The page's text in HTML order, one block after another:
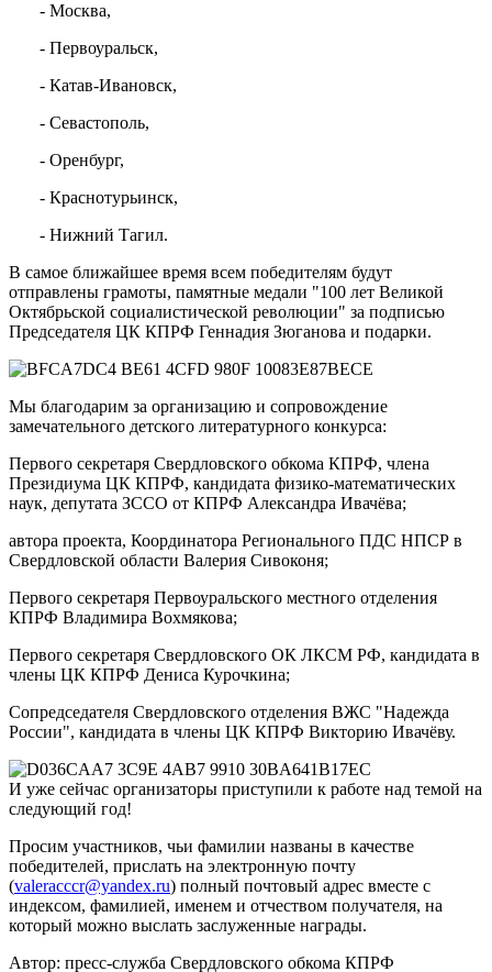
- Москва,
- Первоуральск,
- Катав-Ивановск,
- Севастополь,
- Оренбург,
- Краснотурьинск,
- Нижний Тагил.
В самое ближайшее время всем победителям будут
отправлены грамоты, памятные медали "100 лет Великой
Октябрьской социалистической революции" за подписью
Председателя ЦК КПРФ Геннадия Зюганова и подарки.
Мы благодарим за организацию и сопровождение
замечательного детского литературного конкурса:
Первого секретаря Свердловского обкома КПРФ, члена
Президиума ЦК КПРФ, кандидата физико-математических
наук, депутата ЗССО от КПРФ Александра Ивачёва;
автора проекта, Координатора Регионального ПДС НПСР в
Свердловской области Валерия Сивоконя;
Первого секретаря Первоуральского местного отделения
КПРФ Владимира Вохмякова;
Первого секретаря Свердловского ОК ЛКСМ РФ, кандидата в
члены ЦК КПРФ Дениса Курочкина;
Сопредседателя Свердловского отделения ВЖС "Надежда
России", кандидата в члены ЦК КПРФ Викторию Ивачёву.
И уже сейчас организаторы приступили к работе над темой на
следующий год!
Просим участников, чьи фамилии названы в качестве
победителей, прислать на электронную почту
(valeracccr@yandex.ru) полный почтовый адрес вместе с
индексом, фамилией, именем и отчеством получателя, на
который можно выслать заслуженные награды.
Автор: пресс-служба Свердловского обкома КПРФ